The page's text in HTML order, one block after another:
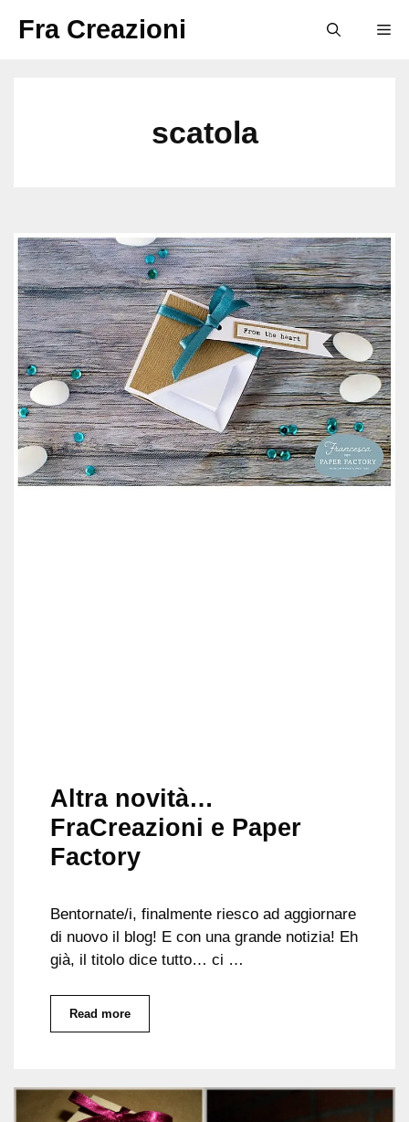
Fra Creazioni
scatola
Altra novità…
FraCreazioni e Paper
Factory
Bentornate/i, finalmente riesco ad aggiornare
di nuovo il blog! E con una grande notizia! Eh
già, il titolo dice tutto… ci …
Read more